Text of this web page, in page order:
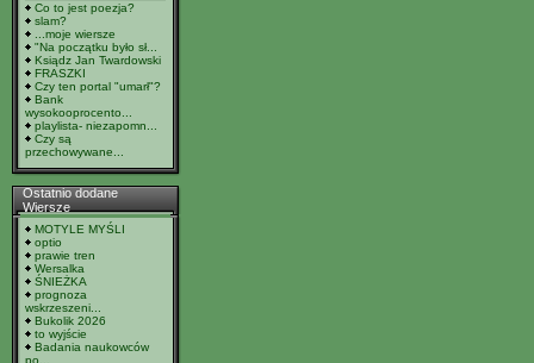
Co to jest poezja?
slam?
...moje wiersze
"Na początku było sł...
Ksiądz Jan Twardowski
FRASZKI
Czy ten portal "umarł"?
Bank
wysokooprocento...
playlista- niezapomn...
Czy są
przechowywane...
Ostatnio dodane
Wiersze
MOTYLE MYŚLI
optio
prawie tren
Wersalka
ŚNIEŻKA
prognoza
wskrzeszeni...
Bukolik 2026
to wyjście
Badania naukowców
po...